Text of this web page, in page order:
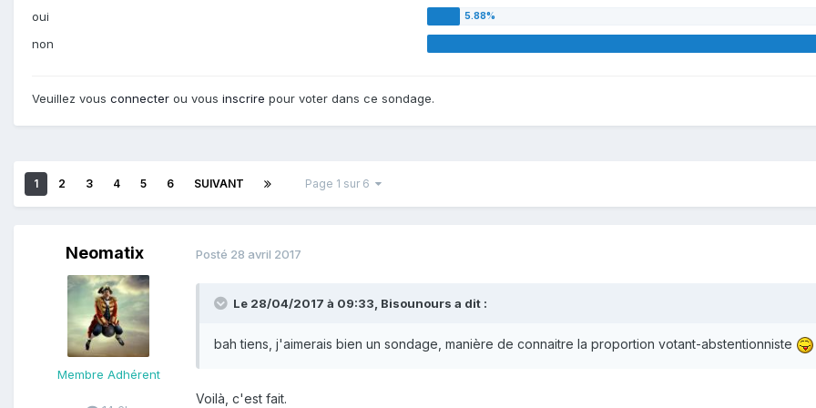
oui
non
Veuillez vous connecter ou vous inscrire pour voter dans ce sondage.
1 2 3 4 5 6 SUIVANT Page 1 sur 6
Neomatix
Membre Adhérent
Posté 28 avril 2017
Le 28/04/2017 à 09:33, Bisounours a dit :
bah tiens, j'aimerais bien un sondage, manière de connaitre la proportion votant-abstentionniste
Voilà, c'est fait.